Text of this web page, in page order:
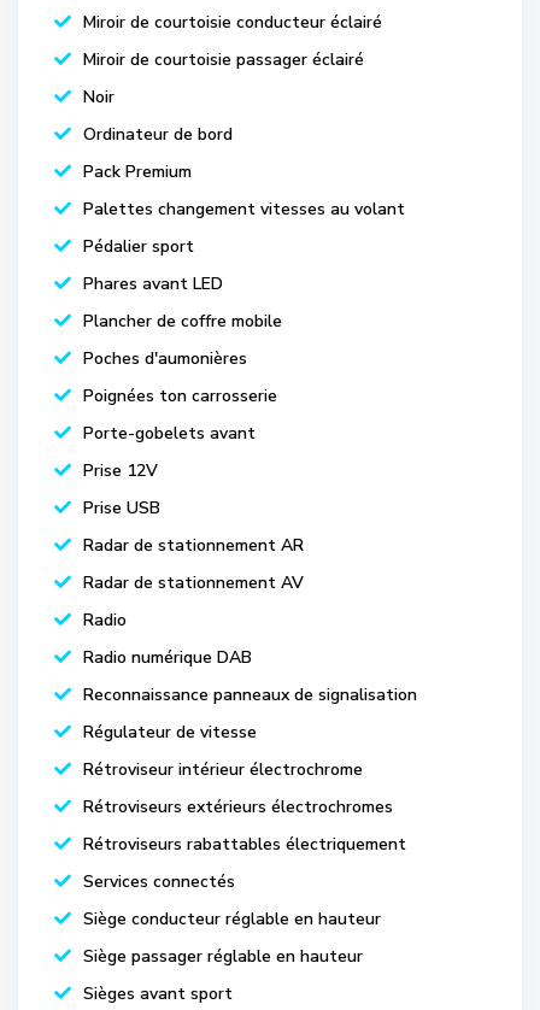
Miroir de courtoisie conducteur éclairé
Miroir de courtoisie passager éclairé
Noir
Ordinateur de bord
Pack Premium
Palettes changement vitesses au volant
Pédalier sport
Phares avant LED
Plancher de coffre mobile
Poches d'aumonières
Poignées ton carrosserie
Porte-gobelets avant
Prise 12V
Prise USB
Radar de stationnement AR
Radar de stationnement AV
Radio
Radio numérique DAB
Reconnaissance panneaux de signalisation
Régulateur de vitesse
Rétroviseur intérieur électrochrome
Rétroviseurs extérieurs électrochromes
Rétroviseurs rabattables électriquement
Services connectés
Siège conducteur réglable en hauteur
Siège passager réglable en hauteur
Sièges avant sport